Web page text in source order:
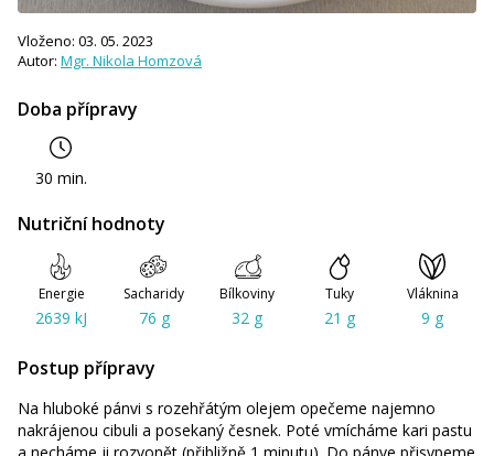
Doba přípravy
30 min.
Vloženo: 03. 05. 2023
Autor: Mgr. Nikola Homzová
Nutriční hodnoty
Energie
2639 kJ
Sacharidy
76 g
Bílkoviny
32 g
Tuky
21 g
Vláknina
9 g
Postup přípravy
Na hluboké pánvi s rozehřátým olejem opečeme najemno
nakrájenou cibuli a posekaný česnek. Poté vmícháme kari pastu